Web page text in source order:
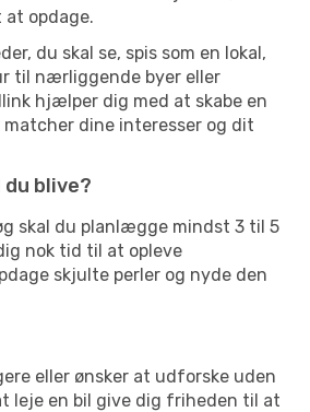
opdage.
du skal se, spis som en lokal,
til nærliggende byer eller
hjælper dig med at skabe en
matcher dine interesser og dit
blive?
skal du planlægge mindst 3 til 5
nok tid til at opleve
skjulte perler og nyde den
eller ønsker at udforske uden
leje en bil give dig friheden til at